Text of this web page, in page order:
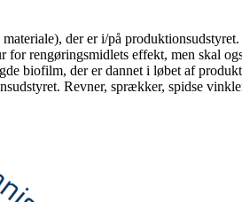
der er i/på produktionsudstyret.
for rengøringsmidlets effekt, men skal
biofilm, der er dannet i løbet af
Revner, sprækker, spidse